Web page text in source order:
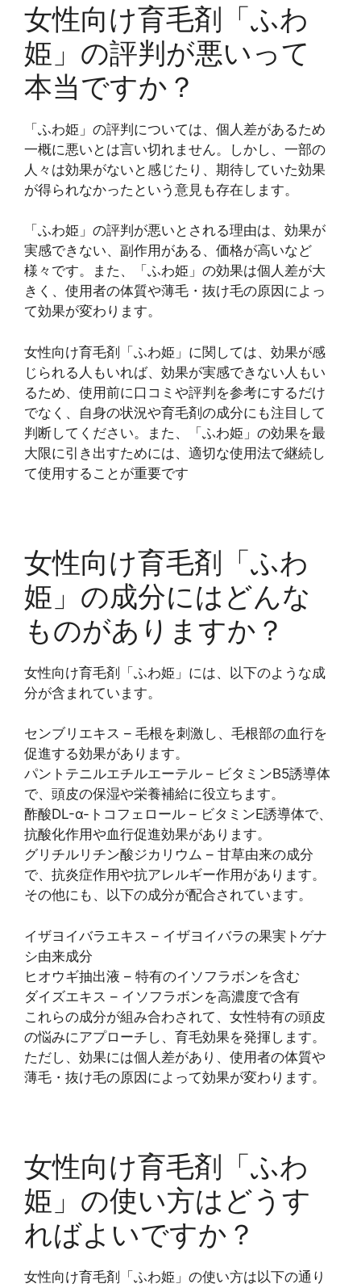
女性向け育毛剤「ふわ
姫」の評判が悪いって
本当ですか？
「ふわ姫」の評判については、個人差があるため
一概に悪いとは言い切れません。しかし、一部の
人々は効果がないと感じたり、期待していた効果
が得られなかったという意見も存在します。
「ふわ姫」の評判が悪いとされる理由は、効果が
実感できない、副作用がある、価格が高いなど
様々です。また、「ふわ姫」の効果は個人差が大
きく、使用者の体質や薄毛・抜け毛の原因によっ
て効果が変わります。
女性向け育毛剤「ふわ姫」に関しては、効果が感
じられる人もいれば、効果が実感できない人もい
るため、使用前に口コミや評判を参考にするだけ
でなく、自身の状況や育毛剤の成分にも注目して
判断してください。また、「ふわ姫」の効果を最
大限に引き出すためには、適切な使用法で継続し
て使用することが重要です
女性向け育毛剤「ふわ
姫」の成分にはどんな
ものがありますか？
女性向け育毛剤「ふわ姫」には、以下のような成
分が含まれています。
センブリエキス – 毛根を刺激し、毛根部の血行を
促進する効果があります。
パントテニルエチルエーテル – ビタミンB5誘導体
で、頭皮の保湿や栄養補給に役立ちます。
酢酸DL-α-トコフェロール – ビタミンE誘導体で、
抗酸化作用や血行促進効果があります。
グリチルリチン酸ジカリウム – 甘草由来の成分
で、抗炎症作用や抗アレルギー作用があります。
その他にも、以下の成分が配合されています。
イザヨイバラエキス – イザヨイバラの果実トゲナ
シ由来成分
ヒオウギ抽出液 – 特有のイソフラボンを含む
ダイズエキス – イソフラボンを高濃度で含有
これらの成分が組み合わされて、女性特有の頭皮
の悩みにアプローチし、育毛効果を発揮します。
ただし、効果には個人差があり、使用者の体質や
薄毛・抜け毛の原因によって効果が変わります。
女性向け育毛剤「ふわ
姫」の使い方はどうす
ればよいですか？
女性向け育毛剤「ふわ姫」の使い方は以下の通り